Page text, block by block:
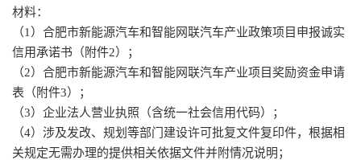
材料：
（1 ）合肥市新能源汽车和智能网联汽车产业政策项目申报诚实
信用承诺书（附件2）；
（2）合肥市新能源汽车和智能网联汽车产业项目奖励资金申请
表（附件3）；
（3）企业法人营业执照（含统一社会信用代码）；
（4）涉及发改、规划等部门建设许可批复文件复印件，根据相
关规定无需办理的提供相关依据文件并附情况说明；